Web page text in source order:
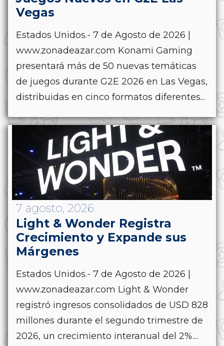
Vegas
Estados Unidos.- 7 de Agosto de 2026 |
www.zonadeazar.com Konami Gaming
presentará más de 50 nuevas temáticas
de juegos durante G2E 2026 en Las Vegas,
distribuidas en cinco formatos diferentes...
7 agosto, 2026
Light & Wonder Registra
Crecimiento y Expande sus
Márgenes
Estados Unidos.- 7 de Agosto de 2026 |
www.zonadeazar.com Light & Wonder
registró ingresos consolidados de USD 828
millones durante el segundo trimestre de
2026, un crecimiento interanual del 2%....